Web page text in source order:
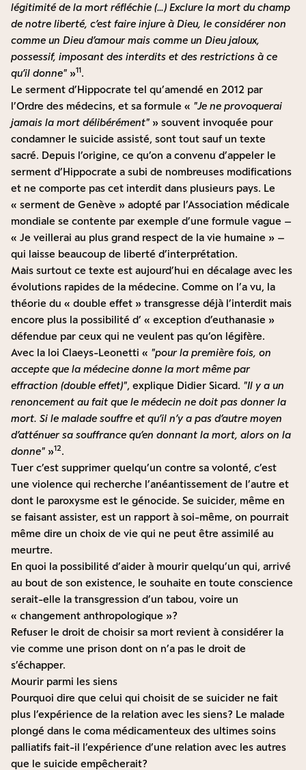
légitimité de la mort réfléchie (…) Exclure la mort du champ
de notre liberté, c’est faire injure à Dieu, le considérer non
comme un Dieu d’amour mais comme un Dieu jaloux,
possessif, imposant des interdits et des restrictions à ce
qu’il donne
»11.
Le serment d’Hippocrate tel qu’amendé en 2012 par
l’Ordre des médecins, et sa formule «
Je ne provoquerai
jamais la mort délibérément
» souvent invoquée pour
condamner le suicide assisté, sont tout sauf un texte
sacré. Depuis l’origine, ce qu’on a convenu d’appeler le
serment d’Hippocrate a subi de nombreuses modifications
et ne comporte pas cet interdit dans plusieurs pays. Le
« serment de Genève » adopté par l’Association médicale
mondiale se contente par exemple d’une formule vague –
« Je veillerai au plus grand respect de la vie humaine » –
qui laisse beaucoup de liberté d’interprétation.
Mais surtout ce texte est aujourd’hui en décalage avec les
évolutions rapides de la médecine. Comme on l’a vu, la
théorie du « double effet » transgresse déjà l’interdit mais
encore plus la possibilité d’ « exception d’euthanasie »
défendue par ceux qui ne veulent pas qu’on légifère.
Avec la loi Claeys-Leonetti «
pour la première fois, on
accepte que la médecine donne la mort même par
effraction (double effet) , explique Didier Sicard.
Il y a un
renoncement au fait que le médecin ne doit pas donner la
mort. Si le malade souffre et qu’il n’y a pas d’autre moyen
d’atténuer sa souffrance qu’en donnant la mort, alors on la
donne
»12.
Tuer c’est supprimer quelqu’un contre sa volonté, c’est
une violence qui recherche l’anéantissement de l’autre et
dont le paroxysme est le génocide. Se suicider, même en
se faisant assister, est un rapport à soi-même, on pourrait
même dire un choix de vie qui ne peut être assimilé au
meurtre.
En quoi la possibilité d’aider à mourir quelqu’un qui, arrivé
au bout de son existence, le souhaite en toute conscience
serait-elle la transgression d’un tabou, voire un
« changement anthropologique » ?
Refuser le droit de choisir sa mort revient à considérer la
vie comme une prison dont on n’a pas le droit de
s’échapper.
Mourir parmi les siens
Pourquoi dire que celui qui choisit de se suicider ne fait
plus l’expérience de la relation avec les siens ? Le malade
plongé dans le coma médicamenteux des ultimes soins
palliatifs fait-il l’expérience d’une relation avec les autres
que le suicide empêcherait ?